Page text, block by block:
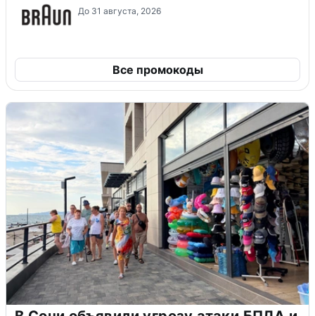
До 31 августа, 2026
Все промокоды